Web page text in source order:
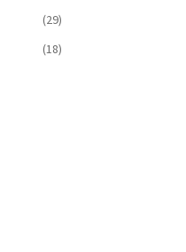
(29)
(18)